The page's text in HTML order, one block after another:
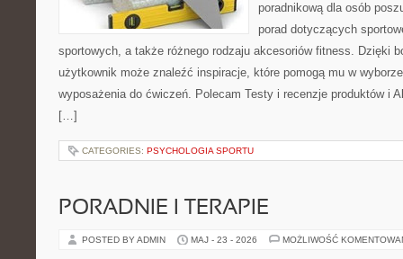
poradnikową dla osób
porad dotyczących
sportowych, a także różnego rodzaju akcesoriów fitness. Dzięki
użytkownik może znaleźć inspiracje, które pomogą mu w
wyposażenia do ćwiczeń. Polecam Testy i recenzje produktów i
[…]
CATEGORIES: PSYCHOLOGIA SPORTU
PORADNIE I TERAPIE
POSTED BY ADMIN MAJ - 23 - 2026 MOŻLIWOŚĆ